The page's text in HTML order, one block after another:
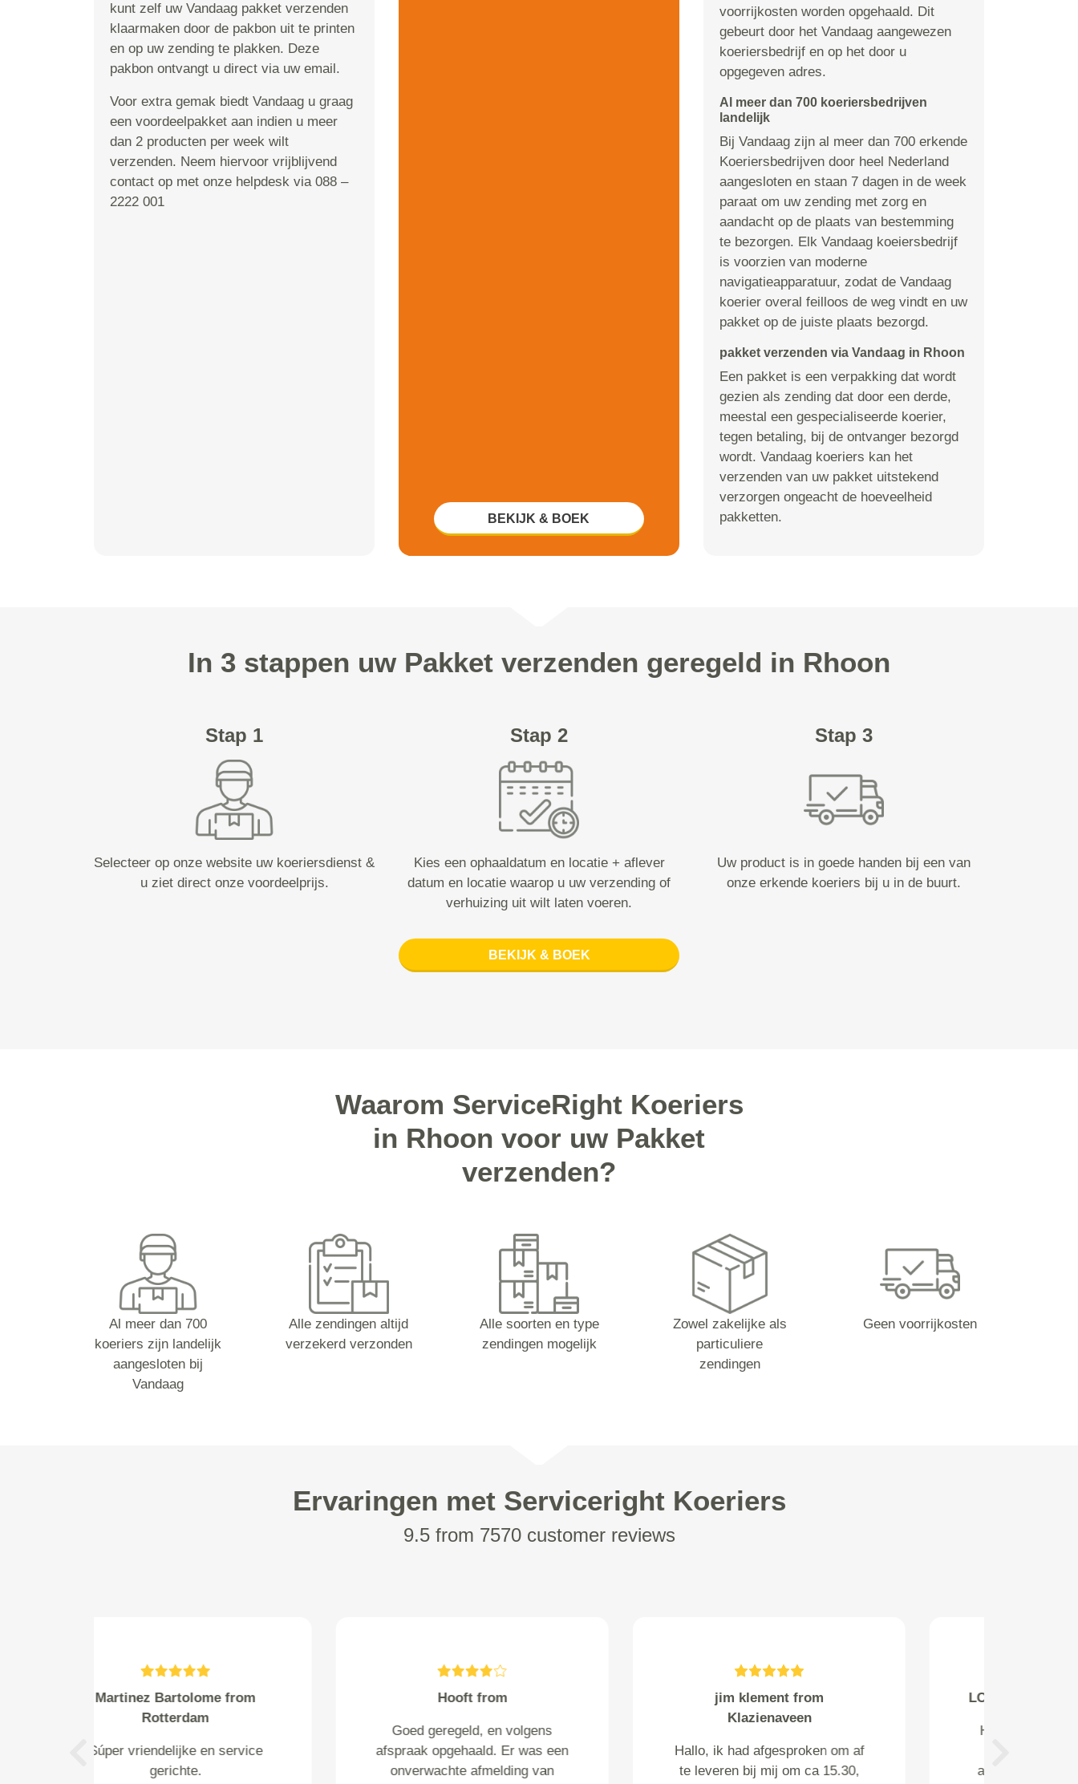
kunt zelf uw Vandaag pakket verzenden
klaarmaken door de pakbon uit te printen
en op uw zending te plakken. Deze
pakbon ontvangt u direct via uw email.
Voor extra gemak biedt Vandaag u graag
een voordeelpakket aan indien u meer
dan 2 producten per week wilt
verzenden. Neem hiervoor vrijblijvend
contact op met onze helpdesk via 088 –
2222 001
BEKIJK & BOEK
voorrijkosten worden opgehaald. Dit
gebeurt door het Vandaag aangewezen
koeriersbedrijf en op het door u
opgegeven adres.
Al meer dan 700 koeriersbedrijven
landelijk
Bij Vandaag zijn al meer dan 700 erkende
Koeriersbedrijven door heel Nederland
aangesloten en staan 7 dagen in de week
paraat om uw zending met zorg en
aandacht op de plaats van bestemming
te bezorgen. Elk Vandaag koeiersbedrijf
is voorzien van moderne
navigatieapparatuur, zodat de Vandaag
koerier overal feilloos de weg vindt en uw
pakket op de juiste plaats bezorgd.
pakket verzenden via Vandaag in Rhoon
Een pakket is een verpakking dat wordt
gezien als zending dat door een derde,
meestal een gespecialiseerde koerier,
tegen betaling, bij de ontvanger bezorgd
wordt. Vandaag koeriers kan het
verzenden van uw pakket uitstekend
verzorgen ongeacht de hoeveelheid
pakketten.
In 3 stappen uw Pakket verzenden geregeld in Rhoon
Stap 1
Selecteer op onze website uw koeriersdienst &
u ziet direct onze voordeelprijs.
Stap 2
Kies een ophaaldatum en locatie + aflever
datum en locatie waarop u uw verzending of
verhuizing uit wilt laten voeren.
Stap 3
Uw product is in goede handen bij een van
onze erkende koeriers bij u in de buurt.
BEKIJK & BOEK
Waarom ServiceRight Koeriers
in Rhoon voor uw Pakket
verzenden?
Al meer dan 700
koeriers zijn landelijk
aangesloten bij
Vandaag
Alle zendingen altijd
verzekerd verzonden
Alle soorten en type
zendingen mogelijk
Zowel zakelijke als
particuliere
zendingen
Geen voorrijkosten
Ervaringen met Serviceright Koeriers
9.5 from 7570 customer reviews
jim klement from
Klazienaveen
Hallo, ik had afgesproken om af
te leveren bij mij om ca 15.30,
LCM van tiggelen from Tilburg
Het ophalen van de kast, het
vervoer en het afleveren is
allemaal prima verlopen. Veel
Coenders from Arnhem
monteurs gereedschappen bij
zich hebben ze hadden geen
Previous